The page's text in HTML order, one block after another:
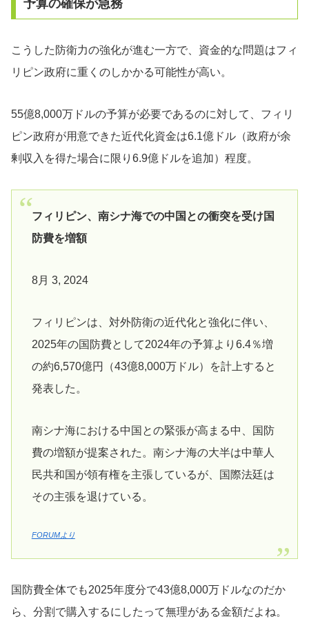
予算の確保が急務
こうした防衛力の強化が進む一方で、資金的な問題はフィ
リピン政府に重くのしかかる可能性が高い。
55億8,000万ドルの予算が必要であるのに対して、フィリ
ピン政府が用意できた近代化資金は6.1億ドル（政府が余
剰収入を得た場合に限り6.9億ドルを追加）程度。
フィリピン、南シナ海での中国との衝突を受け国
防費を増額
8月 3, 2024
フィリピンは、対外防衛の近代化と強化に伴い、
2025年の国防費として2024年の予算より6.4％増
の約6,570億円（43億8,000万ドル）を計上すると
発表した。
南シナ海における中国との緊張が高まる中、国防
費の増額が提案された。南シナ海の大半は中華人
民共和国が領有権を主張しているが、国際法廷は
その主張を退けている。
FORUMより
国防費全体でも2025年度分で43億8,000万ドルなのだか
ら、分割で購入するにしたって無理がある金額だよね。